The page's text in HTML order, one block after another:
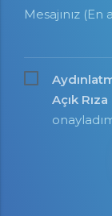
Mesajınız
Açık